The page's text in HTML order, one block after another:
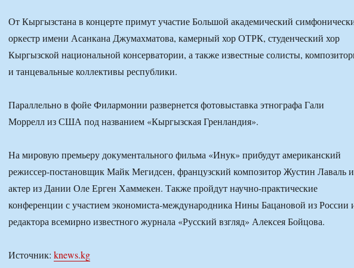
От Кыргызстана в концерте примут участие Большой академический
оркестр имени Асанкана Джумахматова, камерный хор ОТРК, студенческий хор
Кыргызской национальной консерватории, а также известные солисты,
и танцевальные коллективы республики.
Параллельно в фойе Филармонии развернется фотовыставка этнографа Гали
Моррелл из США под названием «Кыргызская Гренландия».
На мировую премьеру документального фильма «Инук» прибудут американский
режиссер-постановщик Майк Мегидсен, французский композитор Жустин Лаваль и
актер из Дании Оле Ерген Хаммекен. Также пройдут научно-практические
конференции с участием экономиста-международника Нины Бацановой из России
редактора всемирно известного журнала «Русский взгляд» Алексея Бойцова.
Источник: knews.kg